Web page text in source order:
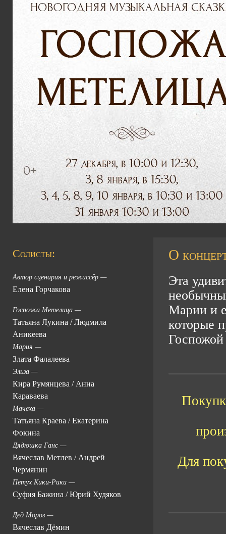
Солисты:
Автор сценария и режиссёр —
Елена Горчакова
Госпожа Метелица —
Татьяна Лукина /Людмила
Аникеева
Мария —
Злата Фалалеева
Эльза —
Кира Румянцева / Анна
Караваева
Мачеха —
Татьяна Краева /Екатерина
Фокина
Дядюшка Ганс —
Вячеслав Метлев / Андрей
Чермянин
Петух Кики-Рики —
Суфия Бажина /Юрий Худяков
Дед Мороз —
Вячеслав Дёмин
О
Эта
Марии и
которые
Для